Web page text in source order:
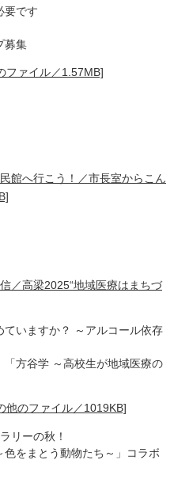
要です
募集
ァイル／1.57MB]
館へ行こう！／市長室からこん
／高梁2025“地域医療はまちづ
いますか？ ～アルコール依存
方谷学 ～高校生が地域医療の
のファイル／1019KB]
リーの秋！
をまとう動物たち～」コラボ